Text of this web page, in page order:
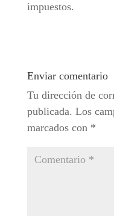
impuestos.
Enviar comentario
Tu dirección de
publicada. Los
marcados con *